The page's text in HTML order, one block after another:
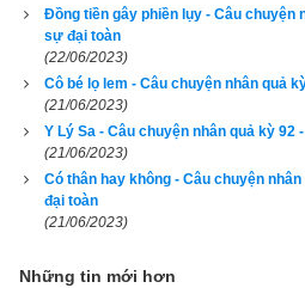
hôm nay tôi sẽ thoát tai ách đó rồi,
môn, ông giết tôi rồi lại sẽ chịu cái
đời như tôi, tôi xót thương ông mà
– Dê ơi đừng sợ, ta sẽ không giết
– Bà-la-môn, ông nói gì thế? Ông
nay tôi cũng không thể thoát chết
– Dê đừng sợ, ta sẽ bảo vệ mi, sẽ
Đồng tiền gây phiền lụy - Câu chuyện
sự đại toàn
(22/06/2023)
Cô bé lọ lem - Câu chuyện nhân quả
(21/06/2023)
Y Lý Sa - Câu chuyện nhân quả kỳ 92
(21/06/2023)
Có thân hay không - Câu chuyện
đại toàn
(21/06/2023)
Những tin mới hơn